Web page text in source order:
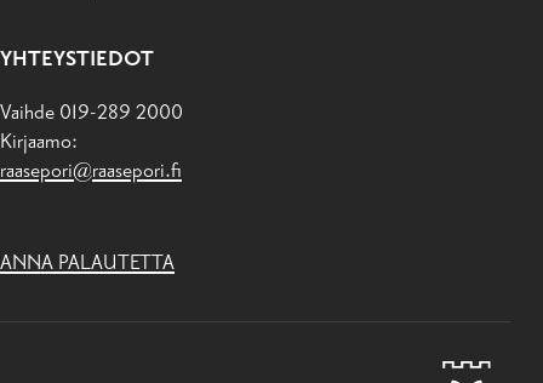
YHTEYSTIEDOT
Vaihde 019-289 2000
Kirjaamo:
raasepori@raasepori.fi
ANNA PALAUTETTA